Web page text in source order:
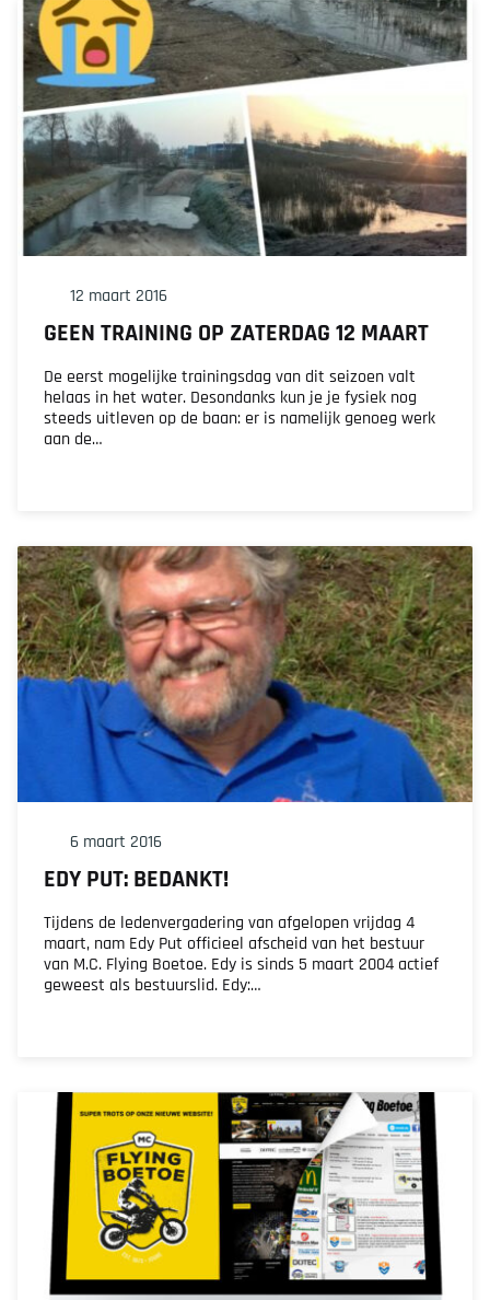
12 maart 2016
GEEN TRAINING OP ZATERDAG 12 MAART
De eerst mogelijke trainingsdag van dit seizoen valt
helaas in het water. Desondanks kun je je fysiek nog
steeds uitleven op de baan: er is namelijk genoeg werk
aan de…
6 maart 2016
EDY PUT: BEDANKT!
Tijdens de ledenvergadering van afgelopen vrijdag 4
maart, nam Edy Put officieel afscheid van het bestuur
van M.C. Flying Boetoe. Edy is sinds 5 maart 2004 actief
geweest als bestuurslid. Edy:…